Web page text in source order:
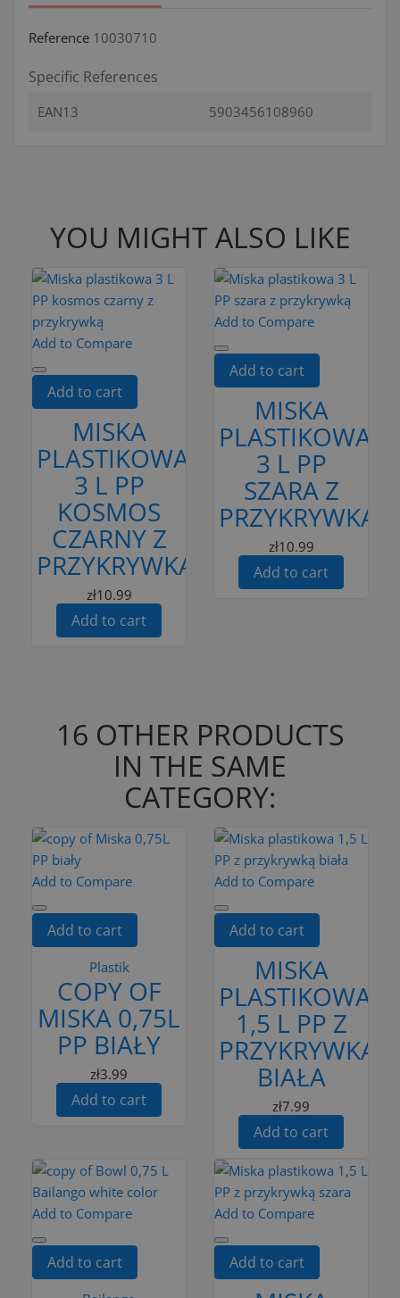
Reference 10030710
Specific References
EAN13 5903456108960
YOU MIGHT ALSO LIKE
Add to Compare
Add to cart
MISKA
PLASTIKOWA
3 L PP
KOSMOS
CZARNY Z
PRZYKRYWKĄ
zł10.99
Add to cart
Add to Compare
Add to cart
MISKA
PLASTIKOWA
3 L PP
SZARA Z
PRZYKRYWKĄ
zł10.99
Add to cart
16 OTHER PRODUCTS
IN THE SAME
CATEGORY:
Add to Compare
Add to cart
Plastik
COPY OF
MISKA 0,75L
PP BIAŁY
zł3.99
Add to cart
Add to Compare
Add to cart
MISKA
PLASTIKOWA
1,5 L PP Z
PRZYKRYWKĄ
BIAŁA
zł7.99
Add to cart
Add to Compare
Add to cart
Add to Compare
Add to cart